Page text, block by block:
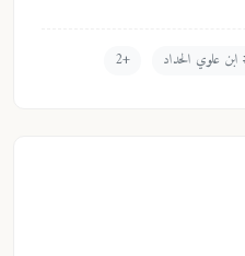
ابن علوي الحداد +2